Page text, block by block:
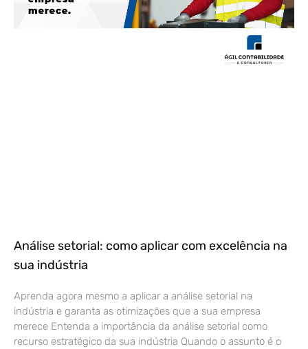
Análise setorial: como aplicar com excelência na
sua indústria
Aprenda agora mesmo a aplicar a análise setorial na
indústria e garanta as otimizações que a sua empresa
merece Entenda a importância da análise setorial como
recurso estratégico da sua indústria Quando o assunto é o